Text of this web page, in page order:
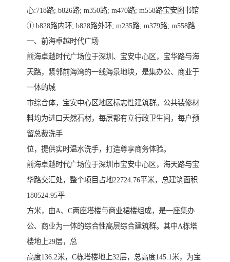
心:718路; b826路; m350路; m470路; m558路宝安图书馆
①:b828路内环; b828路外环; m235路; m379路; m558路
一、前海卓越时代广场
前海卓越时代广场位于深圳、宝安中心区，宝华路与海
天路，紧邻前海湾的一线海景地块，是集办公、商业于
一体的城
市综合体，宝安中心区地区标志性建筑群。公共装修材
料均为进口天然石材，每层都有立行政卫生间，每户预
留总裁洗手
位，提供实时温水洗手，打造尊享商务体验。
前海卓越时代广场位于深圳市宝安中心区，海天路与宝
华路交汇处，整个项目占地22724.76平米，总建筑面积
180524.95平
方米，由A、C两座塔楼与商业裙楼组成，是一座集办
公、商业为一体的综合性高层综合建筑群。其中A栋塔
楼地上29层，总
高度136.2米，C栋塔楼地上32层，总高度145.1米，为宝